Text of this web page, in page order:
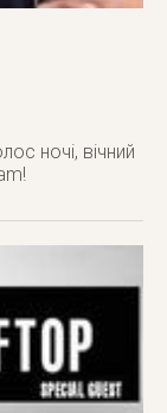
ночі, вічний